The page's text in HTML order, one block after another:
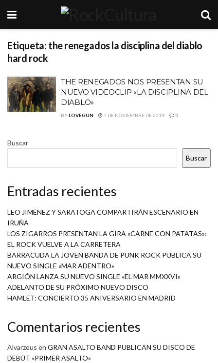
Etiqueta: the renegados la disciplina del diablo
hard rock
THE RENEGADOS NOS PRESENTAN SU
NUEVO VIDEOCLIP «LA DISCIPLINA DEL
DIABLO»
BYLOVEGUN 7 DE NOVIEMBRE DE 2019 0
Buscar
Buscar
Entradas recientes
LEO JIMÉNEZ Y SARATOGA COMPARTIRÁN ESCENARIO EN
IRUÑA
LOS ZIGARROS PRESENTAN LA GIRA «CARNE CON PATATAS»:
EL ROCK VUELVE A LA CARRETERA
BARRACÜDA LA JOVEN BANDA DE PUNK ROCK PUBLICA SU
NUEVO SINGLE «MAR ADENTRO»
ARGIÓN LANZA SU NUEVO SINGLE «EL MAR MMXXVI»
ADELANTO DE SU PRÓXIMO NUEVO DISCO
HAMLET: CONCIERTO 35 ANIVERSARIO EN MADRID
Comentarios recientes
Alvarzeus en GRAN ASALTO BAND PUBLICAN SU DISCO DE
DEBÚT «PRIMER ASALTO»